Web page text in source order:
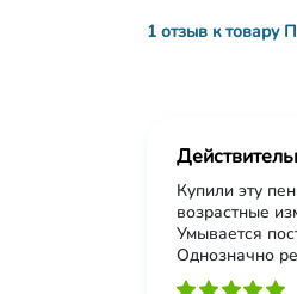
1 отзыв к товару
Купили эту
возрастные
Умывается
Однозначно